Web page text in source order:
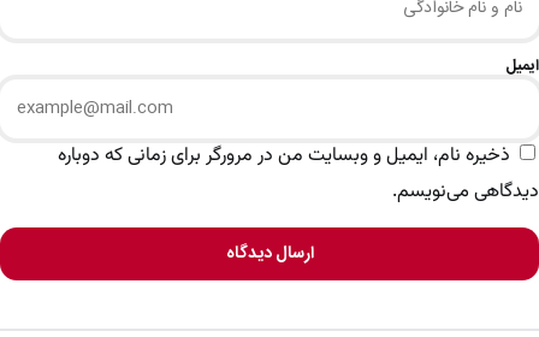
ایمیل
ذخیره نام، ایمیل و وبسایت من در مرورگر برای زمانی که دوباره
دیدگاهی می‌نویسم.
ارسال دیدگاه